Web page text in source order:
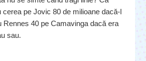
cerea pe Jovic 80 de milioane dacă-l
Rennes 40 pe Camavinga dacă era
sau.